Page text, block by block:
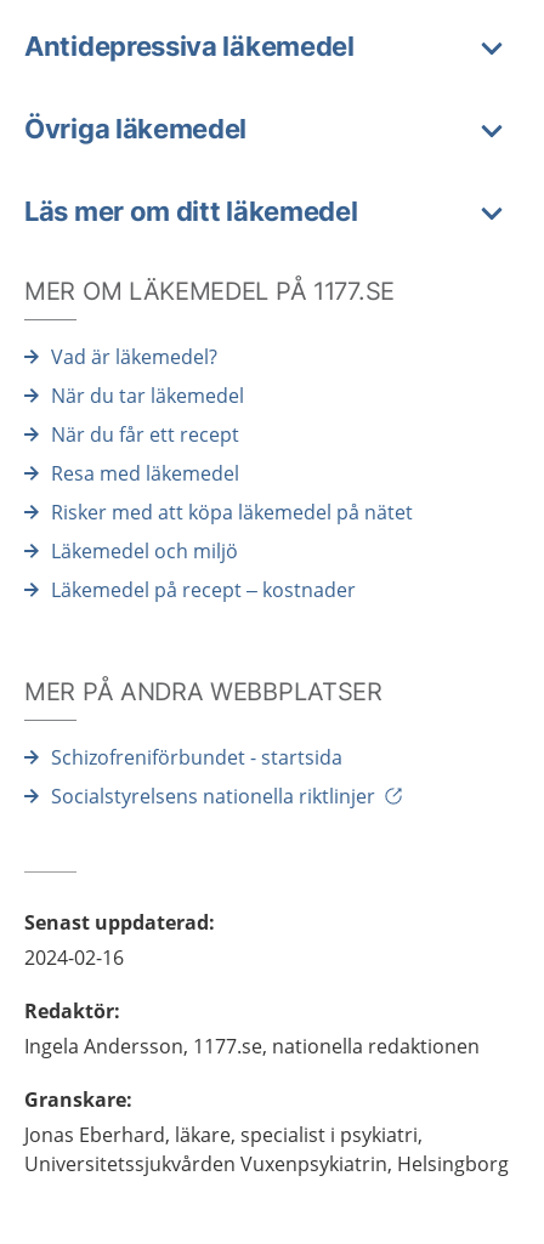
Antidepressiva läkemedel
Övriga läkemedel
Läs mer om ditt läkemedel
MER OM LÄKEMEDEL PÅ 1177.SE
Vad är läkemedel?
När du tar läkemedel
När du får ett recept
Resa med läkemedel
Risker med att köpa läkemedel på nätet
Läkemedel och miljö
Läkemedel på recept – kostnader
MER PÅ ANDRA WEBBPLATSER
Schizofreniförbundet - startsida
Socialstyrelsens nationella riktlinjer
Senast uppdaterad:
2024-02-16
Redaktör:
Ingela Andersson, 1177.se, nationella redaktionen
Granskare:
Jonas Eberhard, läkare, specialist i psykiatri,
Universitetssjukvården Vuxenpsykiatrin, Helsingborg